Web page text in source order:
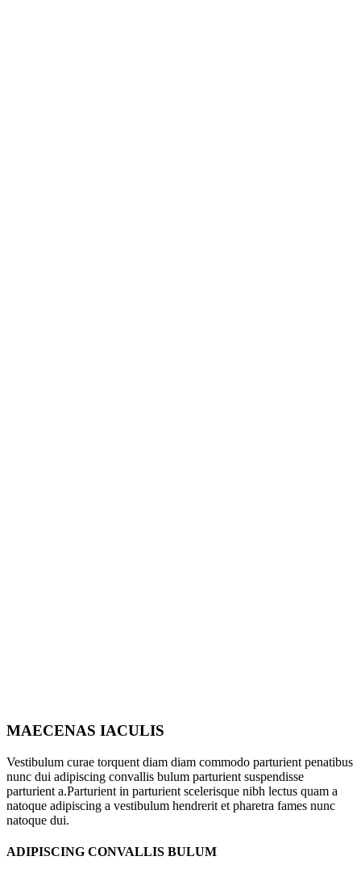
MAECENAS IACULIS
Vestibulum curae torquent diam diam commodo parturient penatibus
nunc dui adipiscing convallis bulum parturient suspendisse
parturient a.Parturient in parturient scelerisque nibh lectus quam a
natoque adipiscing a vestibulum hendrerit et pharetra fames nunc
natoque dui.
ADIPISCING CONVALLIS BULUM